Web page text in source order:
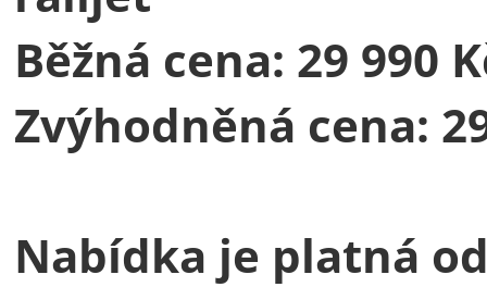
Běžná cena: 29 990
Zvýhodněná cena:
Nabídka je platná